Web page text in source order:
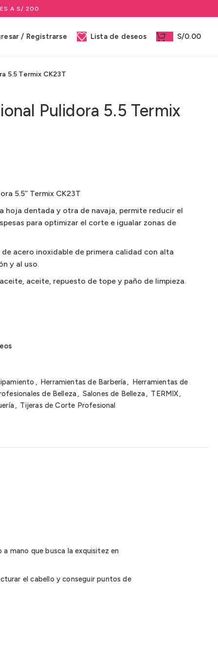
A S/ 200
/ Registrarse Lista de deseos S/0.00
5.5 Termix CK23T
Pulidora 5.5 Termix
5.5’’ Termix CK23T
hoja dentada y otra de navaja, permite reducir el
para optimizar el corte e igualar zonas de
acero inoxidable de primera calidad con alta
y al uso.
aceite, repuesto de tope y paño de limpieza.
, Herramientas de Barbería, Herramientas de
de Belleza, Salones de Belleza, TERMIX,
, Tijeras de Corte Profesional
mano que busca la exquisitez en
el cabello y conseguir puntos de